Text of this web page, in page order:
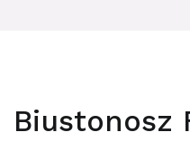
Biustonosz